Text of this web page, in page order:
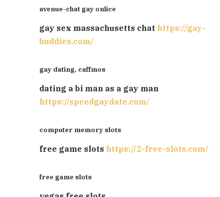
avenue-chat gay onlice
gay sex massachusetts chat https://gay-
buddies.com/
gay dating, caffmos
dating a bi man as a gay man
https://speedgaydate.com/
computer memory slots
free game slots https://2-free-slots.com/
free game slots